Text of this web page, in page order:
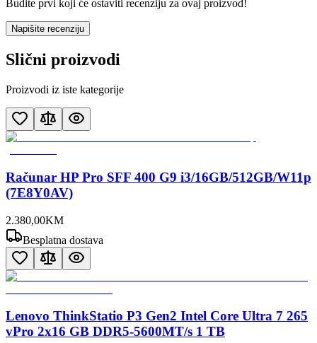
Budite prvi koji će ostaviti recenziju za ovaj proizvod!
Napišite recenziju
Slični proizvodi
Proizvodi iz iste kategorije
Računar HP Pro SFF 400 G9 i3/16GB/512GB/W11p
(7E8Y0AV)
2.380,00KM
Besplatna dostava
Lenovo ThinkStatio P3 Gen2 Intel Core Ultra 7 265
vPro 2x16 GB DDR5-5600MT/s 1 TB